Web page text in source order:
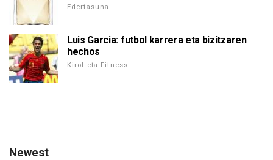
Edertasuna
Luis Garcia: futbol karrera eta bizitzaren
hechos
Kirol eta Fitness
Newest